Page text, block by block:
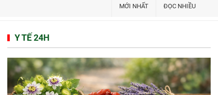
MỚI NHẤT ĐỌC NHIỀU
Y TẾ 24H